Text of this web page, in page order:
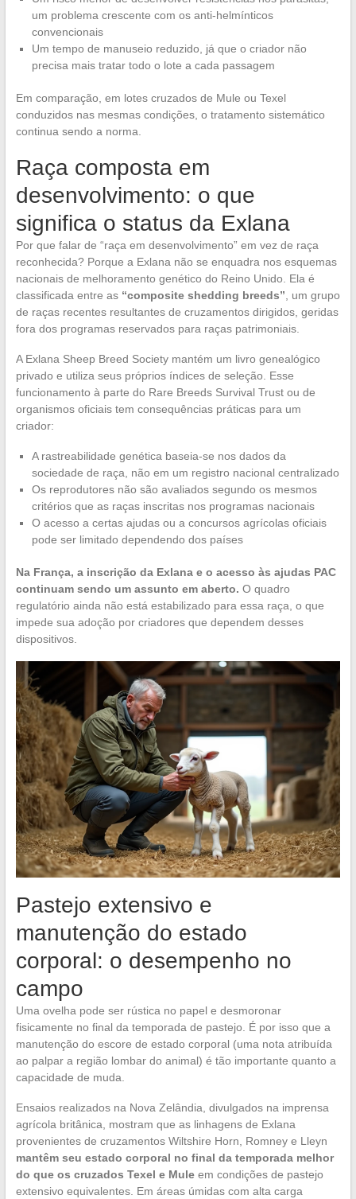
um problema crescente com os anti-helmínticos
convencionais
Um tempo de manuseio reduzido, já que o criador não
precisa mais tratar todo o lote a cada passagem
Em comparação, em lotes cruzados de Mule ou Texel
conduzidos nas mesmas condições, o tratamento sistemático
continua sendo a norma.
Raça composta em
desenvolvimento: o que
significa o status da Exlana
Por que falar de “raça em desenvolvimento” em vez de raça
reconhecida? Porque a Exlana não se enquadra nos esquemas
nacionais de melhoramento genético do Reino Unido. Ela é
classificada entre as “composite shedding breeds” , um grupo
de raças recentes resultantes de cruzamentos dirigidos, geridas
fora dos programas reservados para raças patrimoniais.
A Exlana Sheep Breed Society mantém um livro genealógico
privado e utiliza seus próprios índices de seleção. Esse
funcionamento à parte do Rare Breeds Survival Trust ou de
organismos oficiais tem consequências práticas para um
criador:
A rastreabilidade genética baseia-se nos dados da
sociedade de raça, não em um registro nacional centralizado
Os reprodutores não são avaliados segundo os mesmos
critérios que as raças inscritas nos programas nacionais
O acesso a certas ajudas ou a concursos agrícolas oficiais
pode ser limitado dependendo dos países
Na França, a inscrição da Exlana e o acesso às ajudas PAC
continuam sendo um assunto em aberto. O quadro
regulatório ainda não está estabilizado para essa raça, o que
impede sua adoção por criadores que dependem desses
dispositivos.
Pastejo extensivo e
manutenção do estado
corporal: o desempenho no
campo
Uma ovelha pode ser rústica no papel e desmoronar
fisicamente no final da temporada de pastejo. É por isso que a
manutenção do escore de estado corporal (uma nota atribuída
ao palpar a região lombar do animal) é tão importante quanto a
capacidade de muda.
Ensaios realizados na Nova Zelândia, divulgados na imprensa
agrícola britânica, mostram que as linhagens de Exlana
provenientes de cruzamentos Wiltshire Horn, Romney e Lleyn
mantêm seu estado corporal no final da temporada melhor
do que os cruzados Texel e Muleem condições de pastejo
extensivo equivalentes. Em áreas úmidas com alta carga